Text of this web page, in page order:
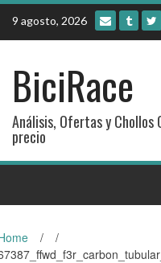
Skip
content
9 agosto, 2026
BiciRace
Análisis, Ofertas y
precio
/
/